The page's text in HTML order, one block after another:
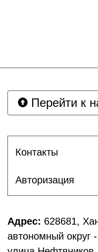
Перейти к
Контакты
Авторизация
Адрес: 628681,
автономный округ